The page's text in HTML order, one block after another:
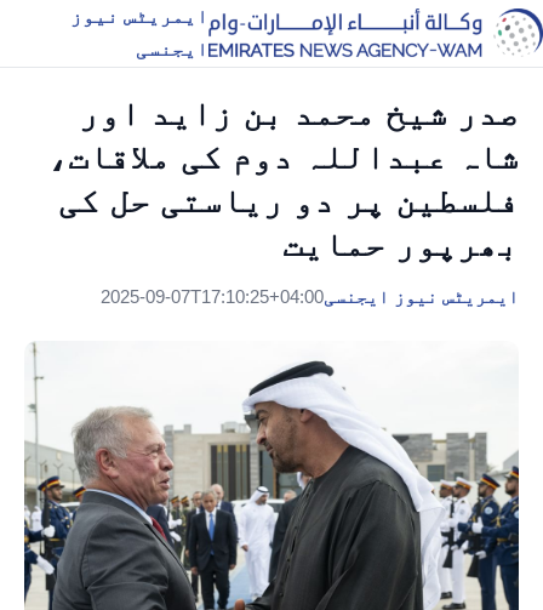
ایمریٹس نیوز
ایجنسی
صدر شیخ محمد بن زاید اور
شاہ عبداللہ دوم کی ملاقات،
فلسطین پر دو ریاستی حل کی
بھرپور حمایت
ایمریٹس نیوز ایجنسی2025-09-07T17:10:25+04:00